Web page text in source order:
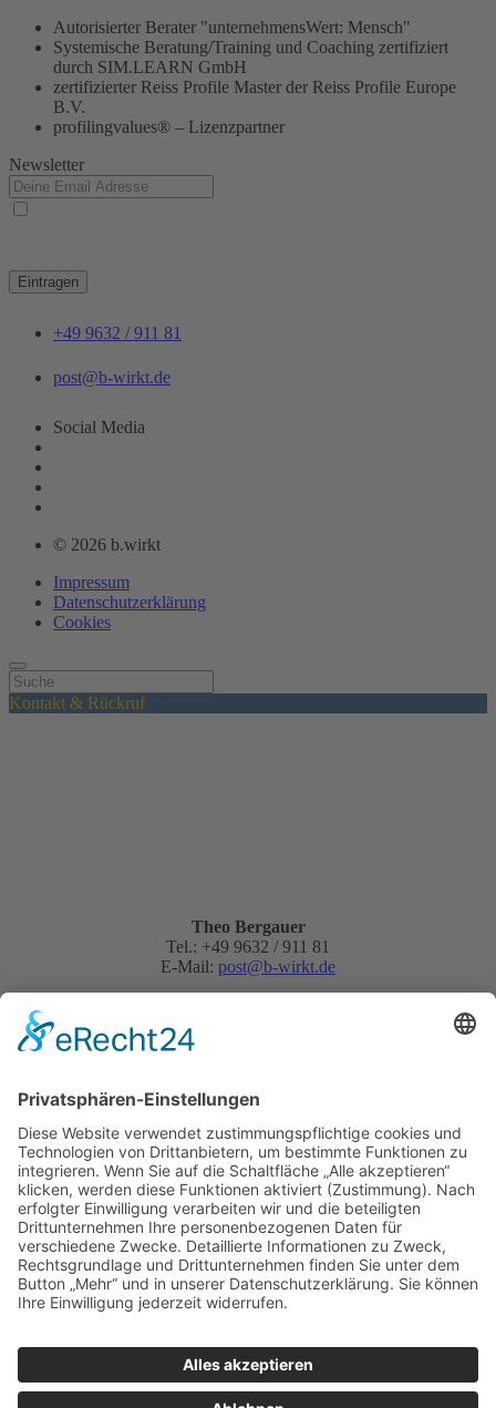
Autorisierter Berater "unternehmensWert: Mensch"
Systemische Beratung/Training und Coaching zertifiziert
durch SIM.LEARN GmbH
zertifizierter Reiss Profile Master der Reiss Profile Europe
B.V.
profilingvalues® – Lizenzpartner
Newsletter
Eintragen
+49 9632 / 911 81
post@b-wirkt.de
Social Media
© 2026 b.wirkt
Impressum
Datenschutzerklärung
Cookies
Kontakt & Rückruf
Theo Bergauer
Tel.: +49 9632 / 911 81
E-Mail: post@b-wirkt.de
Datenschutz akzeptieren
Ja, ich habe die